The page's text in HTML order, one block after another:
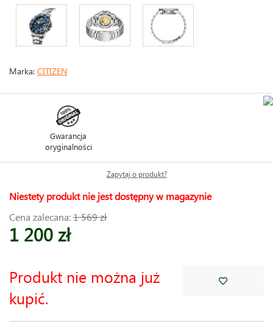
Marka: CITIZEN
Gwarancja
oryginalności
Zapytaj o produkt?
Niestety produkt nie jest dostępny w magazynie
Cena zalecana:1 569 zł
1 200 zł
Produkt nie można już
kupić.